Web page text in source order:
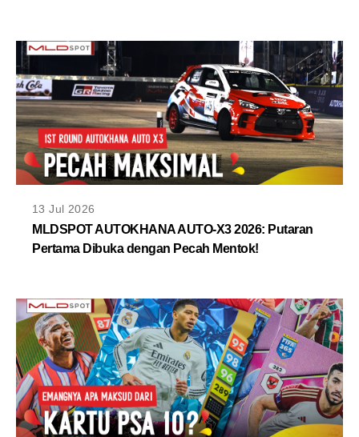
13 Jul 2026
MLDSPOT AUTOKHANA AUTO-X3 2026: Putaran
Pertama Dibuka dengan Pecah Mentok!